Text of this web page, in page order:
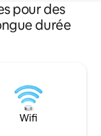
pour des
durée
Wifi